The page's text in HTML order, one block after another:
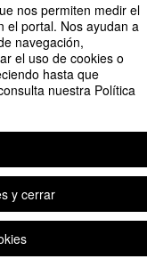
nos permiten medir el
el portal. Nos ayudan a
navegación,
el uso de cookies o
hasta que
nuestra Política
y cerrar
estructurales
Symposium